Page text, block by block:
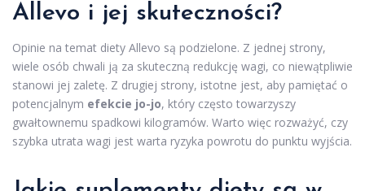
Allevo i jej skuteczności?
Opinie na temat diety Allevo są podzielone. Z jednej strony,
wiele osób chwali ją za skuteczną redukcję wagi, co niewątpliwie
stanowi jej zaletę. Z drugiej strony, istotne jest, aby pamiętać o
potencjalnym efekcie jo-jo, który często towarzyszy
gwałtownemu spadkowi kilogramów. Warto więc rozważyć, czy
szybka utrata wagi jest warta ryzyka powrotu do punktu wyjścia.